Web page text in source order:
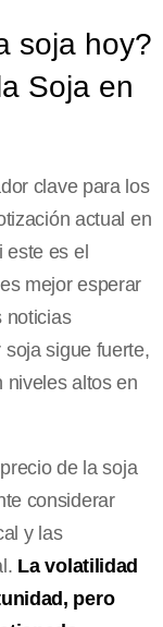
soja hoy?
Soja en
clave para los
actual en
es el
mejor esperar
noticias
sigue fuerte,
niveles altos en
de la soja
considerar
y las
La volatilidad
pero